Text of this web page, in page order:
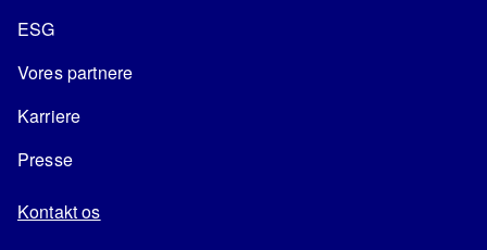
ESG
Vores partnere
Karriere
Presse
Kontakt os